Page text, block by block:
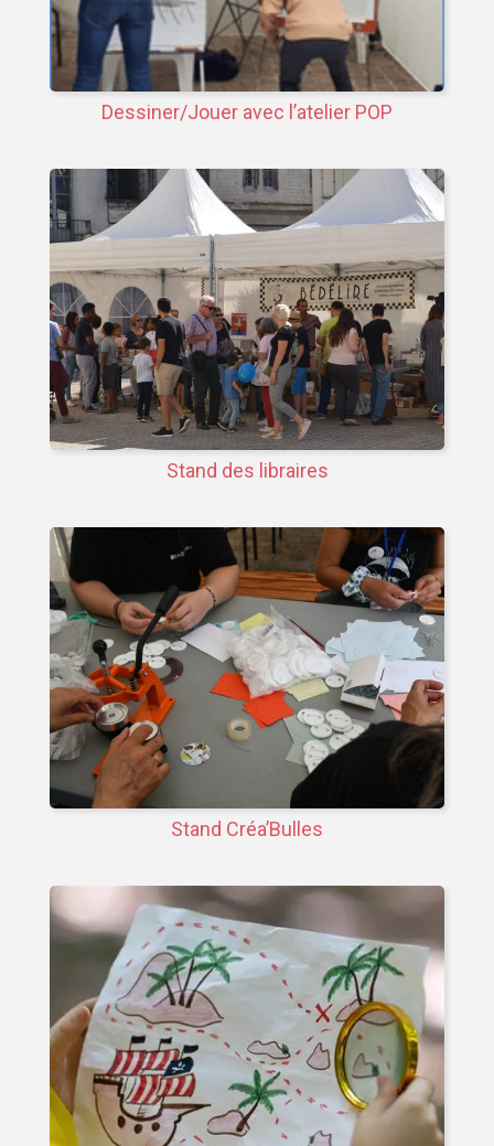
Dessiner/Jouer avec l’atelier POP
Stand des libraires
Stand Créa’Bulles